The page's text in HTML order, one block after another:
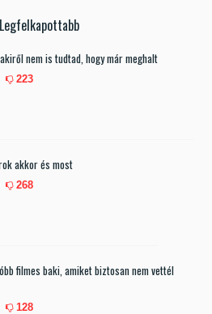
Legfelkapottabb
nem is tudtad, hogy már meghalt
223
akkor és most
268
filmes baki, amiket biztosan nem vettél
128